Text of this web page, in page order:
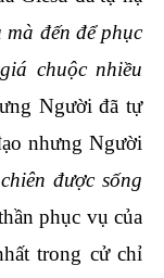
mà đến để phục
chuộc nhiều
Người đã tự
nhưng Người
được sống
phục vụ của
trong cử chỉ